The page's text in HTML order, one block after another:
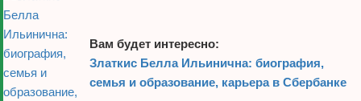
Вам будет интересно:
Златкис Белла Ильинична: биография,
семья и образование, карьера в Сбербанке